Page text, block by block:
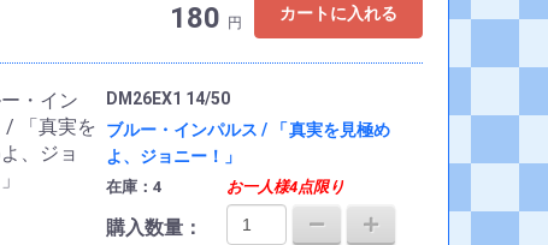
180 円 カートに入れる
DM26EX1 14/50
ブルー・インパルス / 「真実を見極め
よ、ジョニー！」
在庫：4 お一人様4点限り
購入数量：